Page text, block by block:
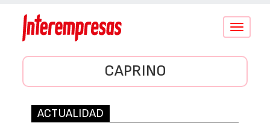
Conmutar
CAPRINO
ACTUALIDAD